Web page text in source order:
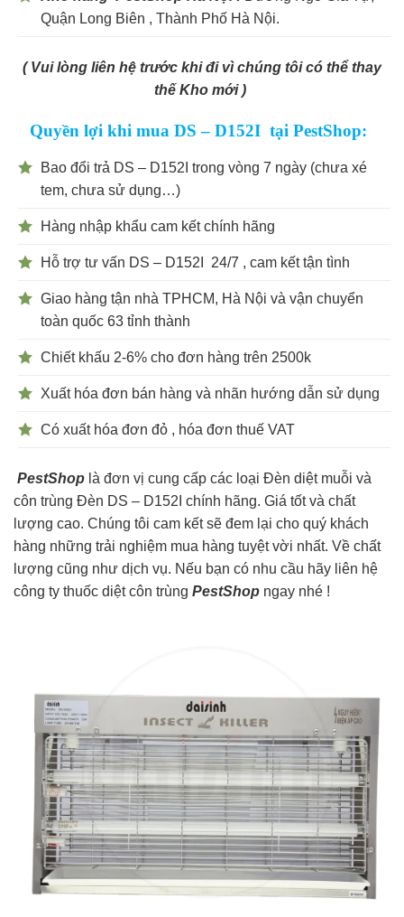
Quận Long Biên , Thành Phố Hà Nội.
( Vui lòng liên hệ trước khi đi vì chúng tôi có thể thay
thế Kho mới )
Quyền lợi khi mua DS – D152I tại PestShop:
Bao đổi trả DS – D152I trong vòng 7 ngày (chưa xé
tem, chưa sử dụng…)
Hàng nhập khẩu cam kết chính hãng
Hỗ trợ tư vấn DS – D152I 24/7 , cam kết tận tình
Giao hàng tận nhà TPHCM, Hà Nội và vận chuyển
toàn quốc 63 tỉnh thành
Chiết khấu 2-6% cho đơn hàng trên 2500k
Xuất hóa đơn bán hàng và nhãn hướng dẫn sử dụng
Có xuất hóa đơn đỏ , hóa đơn thuế VAT
PestShop là đơn vị cung cấp các loại Đèn diệt muỗi và
côn trùng Đèn DS – D152I chính hãng. Giá tốt và chất
lượng cao. Chúng tôi cam kết sẽ đem lại cho quý khách
hàng những trải nghiệm mua hàng tuyệt vời nhất. Về chất
lượng cũng như dịch vụ. Nếu bạn có nhu cầu hãy liên hệ
công ty thuốc diệt côn trùng PestShop ngay nhé !